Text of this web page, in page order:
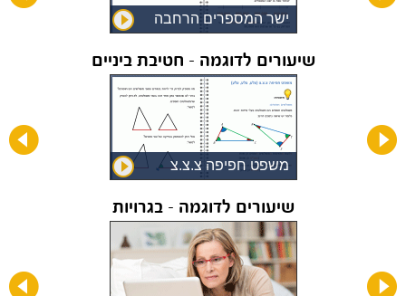
ישר המספרים הרחבה
שיעורים לדוגמה - חטיבת ביניים
משפט חפיפה צ.צ.צ
שיעורים לדוגמה - בגרויות